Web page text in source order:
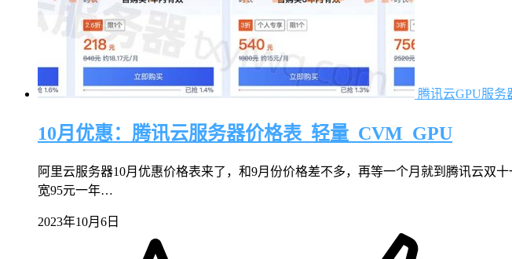
腾讯云GPU服务
10月优惠：腾讯云服务器价格表_轻量_CVM_GPU
阿里云服务器10月优惠价格表来了，和9月份价格差不多，再等一个月就到腾讯云双
宽95元一年…
2023年10月6日